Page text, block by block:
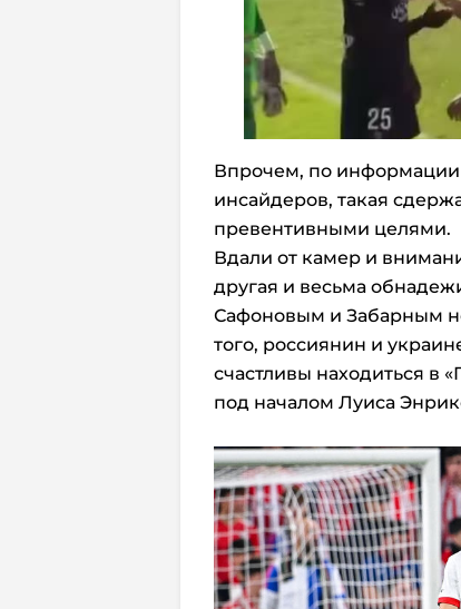
Впрочем, по информации
инсайдеров, такая
превентивными целями.
Вдали от камер и
другая и весьма
Сафоновым и Забарным
того, россиянин и
счастливы находиться в
под началом Луиса